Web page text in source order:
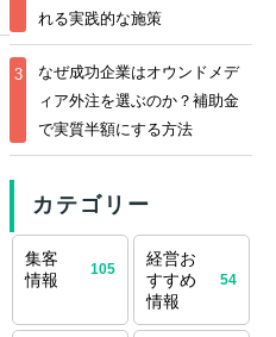
れる実践的な施策
3
なぜ成功企業はオウンドメデ
ィア外注を選ぶのか？補助金
で実質半額にする方法
カテゴリー
集客
情報
105
経営お
すすめ
情報
54